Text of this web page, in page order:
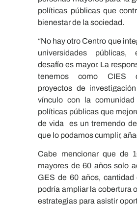
políticas públicas que
bienestar de la sociedad.
“No hay otro Centro que
universidades públicas,
desafío es mayor. La
tenemos como CIES
proyectos de
vínculo con la
políticas públicas que
de vida es un tremendo
que lo podamos cumplir,
Cabe mencionar que de
mayores de 60 años solo
GES de 60 años,
podría ampliar la cobertura
estrategias para asistir